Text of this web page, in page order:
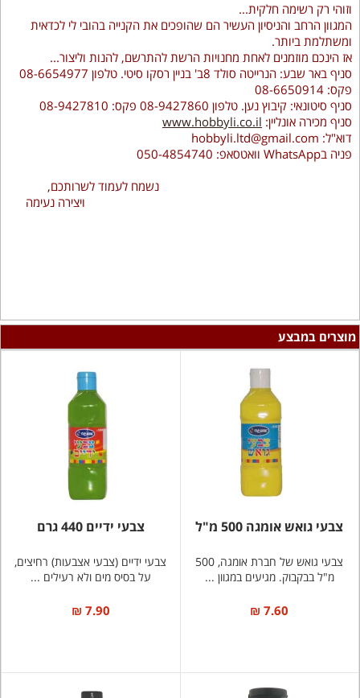
וזוהי רק רשימה חלקית...
המגוון הרחב והניסיון העשיר הם שהופכים את הקנייה בהובי לי לכדאית
ומשתלמת ביותר.
אז הינכם מוזמנים לאחת מחנויות הרשת להתרשם, להנות וליצור...
סניף באר שבע: הנרייטה סולד 8ב' בניין רסקו סיטי. טלפון 08-6654977
פקס: 08-6650914
סניף סיטונאי: קיבוץ נען. טלפון 08-9427860 פקס: 08-9427810
סניף מכירה אונליין: www.hobbyli.co.il
דוא"ל: hobbyli.ltd@gmail.com
פניה בWhatsApp וואטסאפ: 050-4854740
נשמח לעמוד לשרותכם,
ויצירה נעימה
מוצרים במבצע
צבעי גואש אומגה 500 מ"ל
צבעי גואש של חברת אומגה, 500
מ"ל בבקבוק. מגיעים במגוון ...
7.60 ₪
צבעי ידיים 440 גרם
צבעי ידיים (צבעי אצבעות) רחיצים,
על בסיס מים ולא רעילים ...
7.90 ₪